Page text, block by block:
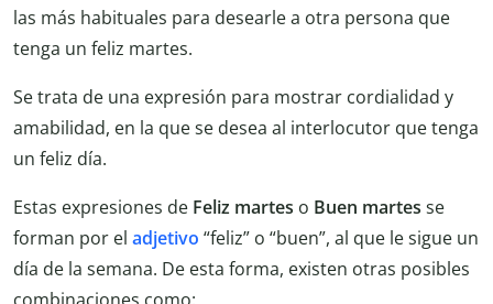
las más habituales para desearle a otra persona que
tenga un feliz martes.
Se trata de una expresión para mostrar cordialidad y
amabilidad, en la que se desea al interlocutor que tenga
un feliz día.
Estas expresiones de Feliz martes o Buen martes se
forman por el adjetivo “feliz” o “buen”, al que le sigue un
día de la semana. De esta forma, existen otras posibles